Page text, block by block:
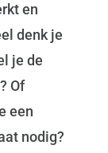
en
denk je
je de
Of
een
nodig?